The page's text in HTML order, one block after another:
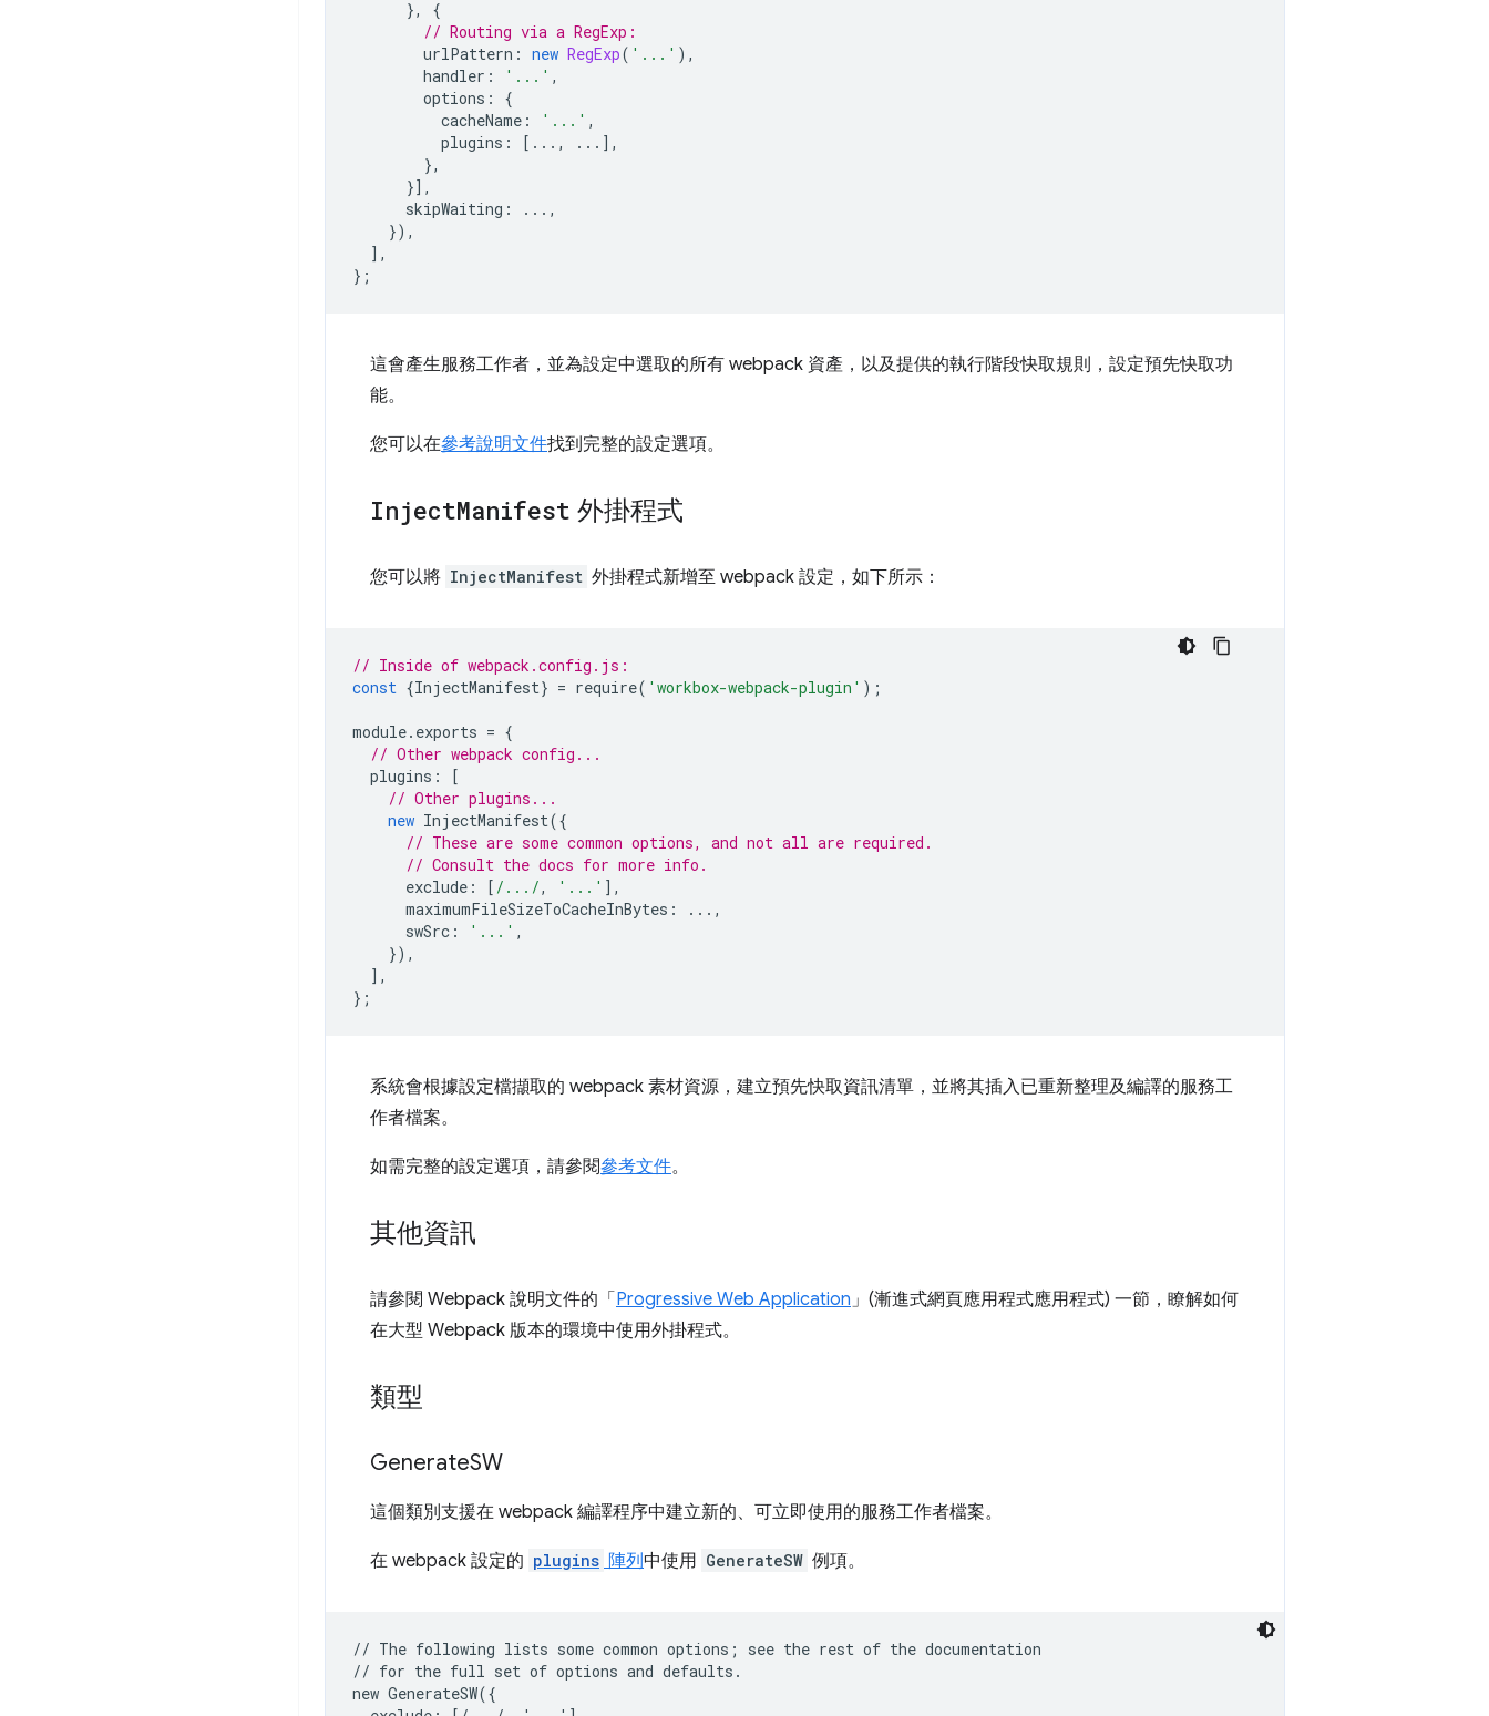
},
{
// Routing via a RegExp:
urlPattern : new RegExp( '...' ),
handler : '...' ,
options :
{
cacheName : '...' ,
plugins : [...,
...],
},
}],
skipWaiting :
...,
}),
],
};
這會產生服務工作者，並為設定中選取的所有 webpack 資產，以及提供的執行階段快取規則，設定預先快取功
能。
您可以在參考說明文件找到完整的設定選項。
InjectManifest 外掛程式
您可以將 InjectManifest 外掛程式新增至 webpack 設定，如下所示：
// Inside of webpack.config.js:
const {InjectManifest} = require( 'workbox-webpack-plugin' );
module. exports = {
// Other webpack config...
plugins :
[
// Other plugins...
new InjectManifest({
// These are some common options, and not all are required.
// Consult the docs for more info.
exclude : [ /.../, '...' ],
maximumFileSizeToCacheInBytes :
...,
swSrc : '...' ,
}),
],
};
系統會根據設定檔擷取的 webpack 素材資源，建立預先快取資訊清單，並將其插入已重新整理及編譯的服務工
作者檔案。
如需完整的設定選項，請參閱參考文件。
其他資訊
請參閱 Webpack 說明文件的「 Progressive Web Application」(漸進式網頁應用程式應用程式) 一節，瞭解如何
在大型 Webpack 版本的環境中使用外掛程式。
類型
GenerateSW
這個類別支援在 webpack 編譯程序中建立新的、可立即使用的服務工作者檔案。
在 webpack 設定的 plugins 陣列中使用 GenerateSW 例項。
// The following lists some common options; see the rest of the documentation
// for the full set of options and defaults.
new GenerateSW({